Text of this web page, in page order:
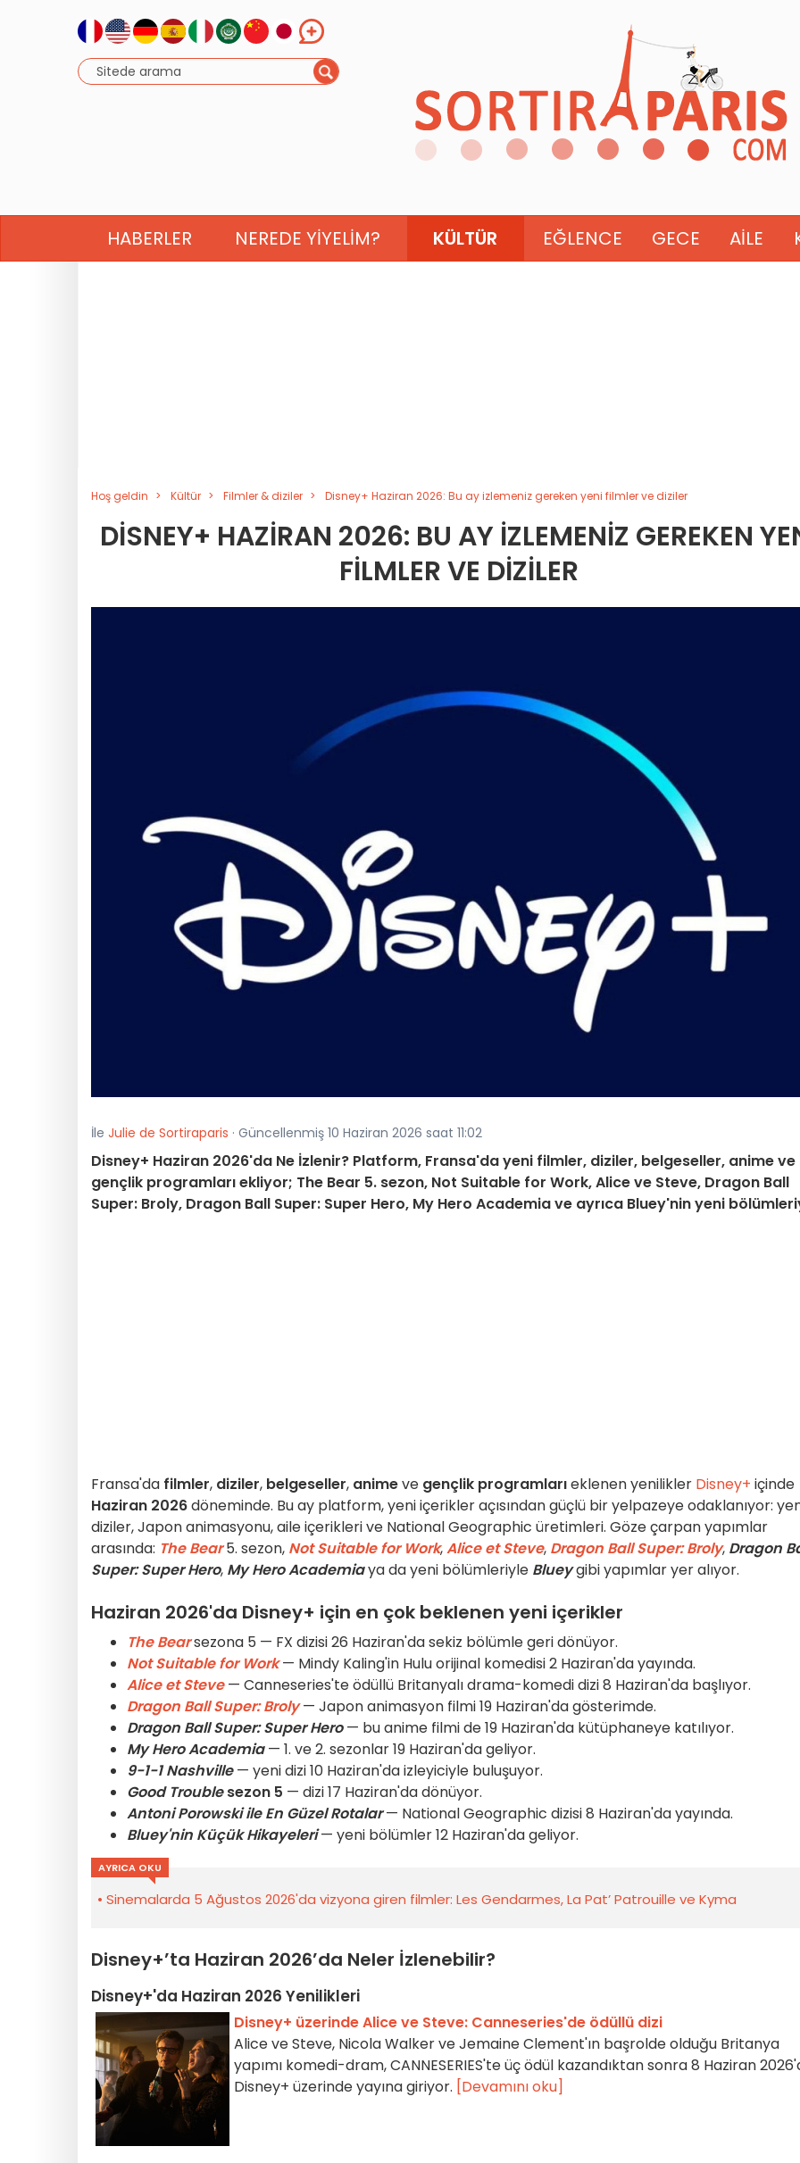
HABERLER NEREDE YIYELIM? KÜLTÜR EĞLENCE GECE AILE
Hoş geldin Kültür Filmler & diziler Disney+ Haziran 2026: Bu ay izlemeniz gereken yeni filmler ve diziler
DISNEY+ HAZIRAN 2026: BU AY IZLEMENIZ GEREKEN
FILMLER VE DIZILER
İle Julie de Sortiraparis · Güncellenmiş 10 Haziran 2026 saat 11:02
Disney+ Haziran 2026'da Ne İzlenir? Platform, Fransa'da yeni filmler, diziler, belgeseller, anime ve
gençlik programları ekliyor; The Bear 5. sezon, Not Suitable for Work, Alice ve Steve, Dragon Ball
Super: Broly, Dragon Ball Super: Super Hero, My Hero Academia ve ayrıca Bluey'nin yeni
Fransa'da filmler, diziler, belgeseller, animeve gençlik programlarıeklenen yenilikler Disney+ içinde
Haziran 2026döneminde. Bu ay platform, yeni içerikler açısından güçlü bir yelpazeye odaklanıyor:
diziler, Japon animasyonu, aile içerikleri ve National Geographic üretimleri. Göze çarpan yapımlar
arasında: The Bear5. sezon, Not Suitable for Work,Alice et Steve, Dragon Ball Super: Broly, Dragon
Super: Super Hero, My Hero Academiaya da yeni bölümleriyle Blueygibi yapımlar yer alıyor.
Haziran 2026'da Disney+ için en çok beklenen yeni içerikler
The Bearsezona 5 — FX dizisi 26 Haziran'da sekiz bölümle geri dönüyor.
Not Suitable for Work— Mindy Kaling'in Hulu orijinal komedisi 2 Haziran'da yayında.
Alice et Steve— Canneseries'te ödüllü Britanyalı drama-komedi dizi 8 Haziran'da başlıyor.
Dragon Ball Super: Broly— Japon animasyon filmi 19 Haziran'da gösterimde.
Dragon Ball Super: Super Hero— bu anime filmi de 19 Haziran'da kütüphaneye katılıyor.
My Hero Academia— 1. ve 2. sezonlar 19 Haziran'da geliyor.
9-1-1 Nashville— yeni dizi 10 Haziran'da izleyiciyle buluşuyor.
Good Troublesezon 5 — dizi 17 Haziran'da dönüyor.
Antoni Porowski ile En Güzel Rotalar— National Geographic dizisi 8 Haziran'da yayında.
Bluey'nin Küçük Hikayeleri— yeni bölümler 12 Haziran'da geliyor.
AYRICA OKU
Sinemalarda 5 Ağustos 2026'da vizyona giren filmler: Les Gendarmes, La Pat’ Patrouille ve Kyma
Disney+’ta Haziran 2026’da Neler İzlenebilir?
Disney+'da Haziran 2026 Yenilikleri
Disney+ üzerinde Alice ve Steve: Canneseries'de ödüllü dizi
Alice ve Steve, Nicola Walker ve Jemaine Clement'ın başrolde olduğu Britanya
yapımı komedi-dram, CANNESERIES'te üç ödül kazandıktan sonra 8 Haziran
Disney+ üzerinde yayına giriyor. [Devamını oku]